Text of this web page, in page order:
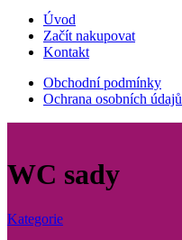
Úvod
Začít nakupovat
Kontakt
Obchodní podmínky
Ochrana osobních údajů
WC sady
Kategorie